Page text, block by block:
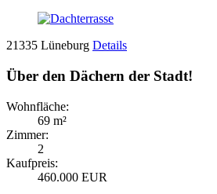
21335 Lüneburg Details
Über den Dächern der Stadt!
Wohnfläche:
69 m²
Zimmer:
2
Kaufpreis:
460.000 EUR